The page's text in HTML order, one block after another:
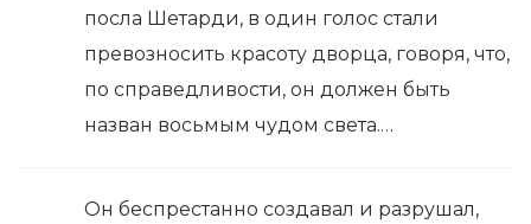
посла Шетарди, в один голос стали
превозносить красоту дворца, говоря, что,
по справедливости, он должен быть
назван восьмым чудом света.…
Он беспрестанно создавал и разрушал,